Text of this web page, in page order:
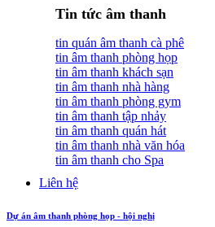
Tin tức âm thanh
tin quán âm thanh cà phê
tin âm thanh phòng họp
tin âm thanh khách sạn
tin âm thanh nhà hàng
tin âm thanh phòng gym
tin âm thanh tập nhảy
tin âm thanh quán hát
tin âm thanh nhà văn hóa
tin âm thanh cho Spa
Liên hệ
Dự án âm thanh phòng họp - hội nghị